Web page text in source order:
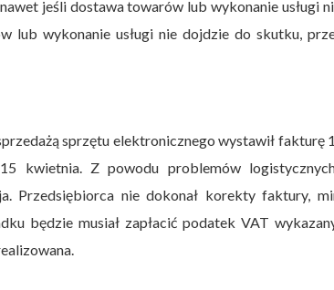
jeśli dostawa towarów lub wykonanie usługi
lub wykonanie usługi nie dojdzie do skutku,
sprzętu elektronicznego wystawił
kwietnia. Z powodu problemów
Przedsiębiorca nie dokonał korekty faktury,
będzie musiał zapłacić podatek VAT